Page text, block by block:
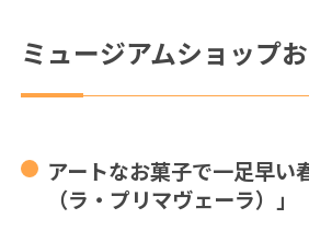
ミュージアムショップ
アートなお菓子で一足早い
（ラ・プリマヴェーラ）」